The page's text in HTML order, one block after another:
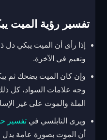
تفسير رؤية الميت
إذا رأى أن الميت يبكي دل
ونعيم في الآخرة.
وإن كان الميت يضحك ثم
وجه علامات السواد، كل
الملة والموت على غير
ويرى النابلسي في تفسير
أن الموت بصورة عامة يدل